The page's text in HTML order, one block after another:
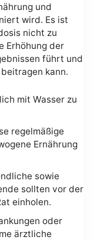
und
wird. Es ist
nicht zu
Erhöhung der
führt und
kann.
mit Wasser zu
regelmäßige
Ernährung
sowie
sollten vor der
einholen.
oder
ärztliche